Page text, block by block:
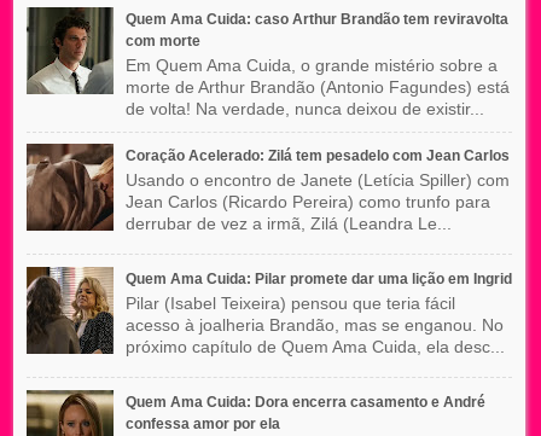
Quem Ama Cuida: caso Arthur Brandão tem reviravolta
com morte
Em Quem Ama Cuida, o grande mistério sobre a
morte de Arthur Brandão (Antonio Fagundes) está
de volta! Na verdade, nunca deixou de existir...
Coração Acelerado: Zilá tem pesadelo com Jean Carlos
Usando o encontro de Janete (Letícia Spiller) com
Jean Carlos (Ricardo Pereira) como trunfo para
derrubar de vez a irmã, Zilá (Leandra Le...
Quem Ama Cuida: Pilar promete dar uma lição em Ingrid
Pilar (Isabel Teixeira) pensou que teria fácil
acesso à joalheria Brandão, mas se enganou. No
próximo capítulo de Quem Ama Cuida, ela desc...
Quem Ama Cuida: Dora encerra casamento e André
confessa amor por ela